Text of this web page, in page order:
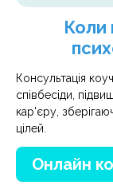
Коли
Консультація
співбесіди,
кар'єру,
цілей.
Онлайн